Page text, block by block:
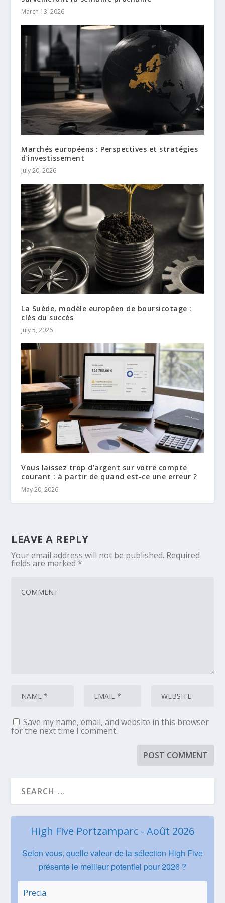
March 13, 2026
Marchés européens : Perspectives et stratégies
d’investissement
July 20, 2026
La Suède, modèle européen de boursicotage :
clés du succès
July 5, 2026
Vous laissez trop d’argent sur votre compte
courant : à partir de quand est-ce une erreur ?
May 20, 2026
LEAVE A REPLY
Your email address will not be published. Required
fields are marked *
Save my name, email, and website in this browser
for the next time I comment.
High Five Portzamparc - Août 2026
Selon vous, quelle valeur de la sélection High Five
présente le meilleur potentiel pour 2026 ?
Precia